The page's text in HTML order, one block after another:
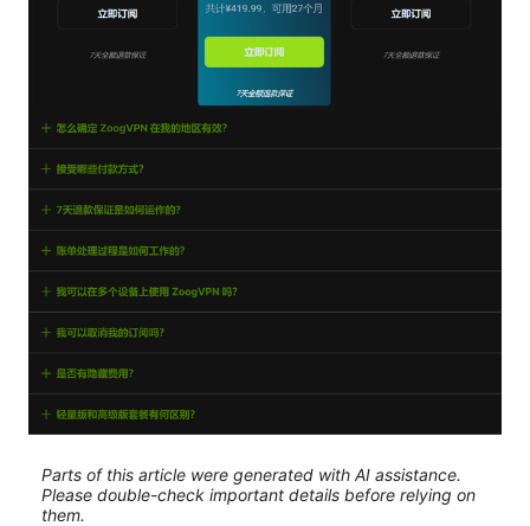
Parts of this article were generated with AI assistance.
Please double-check important details before relying on
them.